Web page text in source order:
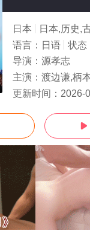
日本 日本,历史,
语言： 日语 状态
导演： 源孝志
主演： 渡边谦,柄本佑,高桥和也,北村一
更新时间： 2026-
